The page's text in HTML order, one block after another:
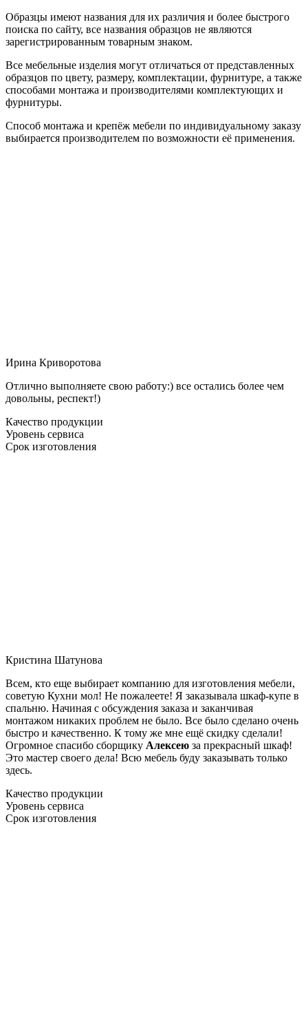
Образцы имеют названия для их различия и более быстрого
поиска по сайту, все названия образцов не являются
зарегистрированным товарным знаком.
Все мебельные изделия могут отличаться от представленных
образцов по цвету, размеру, комплектации, фурнитуре, а также
способами монтажа и производителями комплектующих и
фурнитуры.
Способ монтажа и крепёж мебели по индивидуальному заказу
выбирается производителем по возможности её применения.
Ирина Криворотова
Отлично выполняете свою работу:) все остались более чем
довольны, респект!)
Качество продукции
Уровень сервиса
Срок изготовления
Кристина Шатунова
Всем, кто еще выбирает компанию для изготовления мебели,
советую Кухни мол! Не пожалеете! Я заказывала шкаф-купе в
спальню. Начиная с обсуждения заказа и заканчивая
монтажом никаких проблем не было. Все было сделано очень
быстро и качественно. К тому же мне ещё скидку сделали!
Огромное спасибо сборщику Алексею за прекрасный шкаф!
Это мастер своего дела! Всю мебель буду заказывать только
здесь.
Качество продукции
Уровень сервиса
Срок изготовления